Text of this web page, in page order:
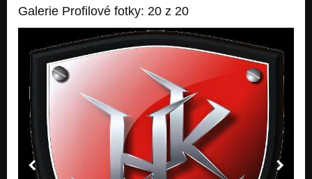
Rány bolavý
Rány bolavý
Rány bolavý
Zvířátka
Rány bolavý
Rány Bolavý
Rány bolavý
Galerie Profilové fotky: 20 z 20